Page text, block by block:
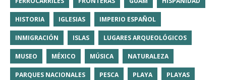
HISTORIA IGLESIAS IMPERIO ESPAÑOL
INMIGRACIÓN ISLAS LUGARES ARQUEOLÓGICOS
MUSEO MÉXICO MÚSICA NATURALEZA
PARQUES NACIONALES PESCA PLAYA PLAYAS